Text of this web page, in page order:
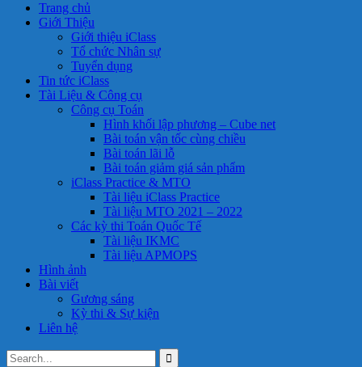
Trang chủ
Giới Thiệu
Giới thiệu iClass
Tổ chức Nhân sự
Tuyển dụng
Tin tức iClass
Tài Liệu & Công cụ
Công cụ Toán
Hình khối lập phương – Cube net
Bài toán vận tốc cùng chiều
Bài toán lãi lỗ
Bài toán giảm giá sản phẩm
iClass Practice & MTO
Tài liệu iClass Practice
Tài liệu MTO 2021 – 2022
Các kỳ thi Toán Quốc Tế
Tài liệu IKMC
Tài liệu APMOPS
Hình ảnh
Bài viết
Gương sáng
Kỳ thi & Sự kiện
Liên hệ